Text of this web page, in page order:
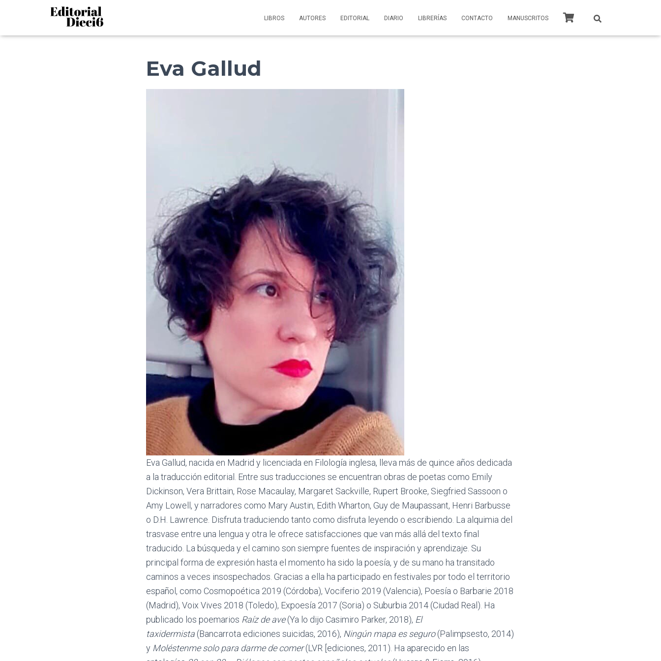
LIBROS AUTORES EDITORIAL DIARIO LIBRERÍAS CONTACTO MANUSCRITOS
Eva Gallud
Eva Gallud, nacida en Madrid y licenciada en Filología inglesa, lleva más de quince años dedicada
a la traducción editorial. Entre sus traducciones se encuentran obras de poetas como Emily
Dickinson, Vera Brittain, Rose Macaulay, Margaret Sackville, Rupert Brooke, Siegfried Sassoon o
Amy Lowell, y narradores como Mary Austin, Edith Wharton, Guy de Maupassant, Henri Barbusse
o D.H. Lawrence. Disfruta traduciendo tanto como disfruta leyendo o escribiendo. La alquimia del
trasvase entre una lengua y otra le ofrece satisfacciones que van más allá del texto final
traducido. La búsqueda y el camino son siempre fuentes de inspiración y aprendizaje. Su
principal forma de expresión hasta el momento ha sido la poesía, y de su mano ha transitado
caminos a veces insospechados. Gracias a ella ha participado en festivales por todo el territorio
español, como Cosmopoética 2019 (Córdoba), Vociferio 2019 (Valencia), Poesía o Barbarie 2018
(Madrid), Voix Vives 2018 (Toledo), Expoesía 2017 (Soria) o Suburbia 2014 (Ciudad Real). Ha
publicado los poemarios Raíz de ave(Ya lo dijo Casimiro Parker, 2018), El
taxidermista (Bancarrota ediciones suicidas, 2016), Ningún mapa es seguro(Palimpsesto, 2014)
y Moléstenme solo para darme de comer(LVR [ediciones, 2011). Ha aparecido en las